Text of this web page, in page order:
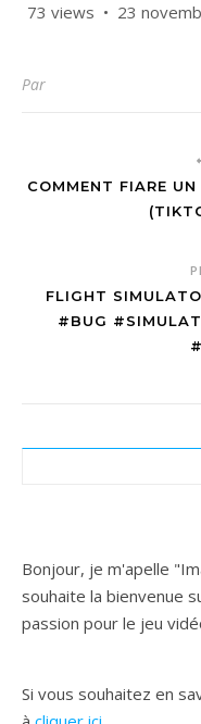
73 views 23
Par
COMMENT FIARE
FLIGHT
#BUG
Bonjour, je m'apelle
souhaite la bienvenue
passion pour le jeu
Si vous souhaitez en